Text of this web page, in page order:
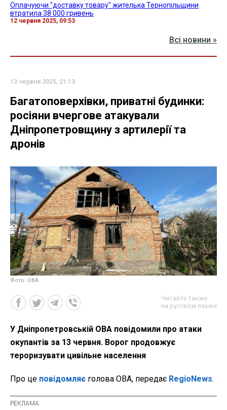
Оплачуючи "доставку товару" жителька Тернопільщини
втратила 38 000 гривень
12 червня 2025, 09:53
Всі новини »
13 червня 2025, 21:13
Багатоповерхівки, приватні будинки:
росіяни вчергове атакували
Дніпропетровщину з артилерії та
дронів
Фото: ОВА
Читайте также
на русском языке
У Дніпропетровській ОВА повідомили про атаки
окупантів за 13 червня. Ворог продовжує
тероризувати цивільне населення
Про це повідомляє голова ОВА, передає RegioNews.